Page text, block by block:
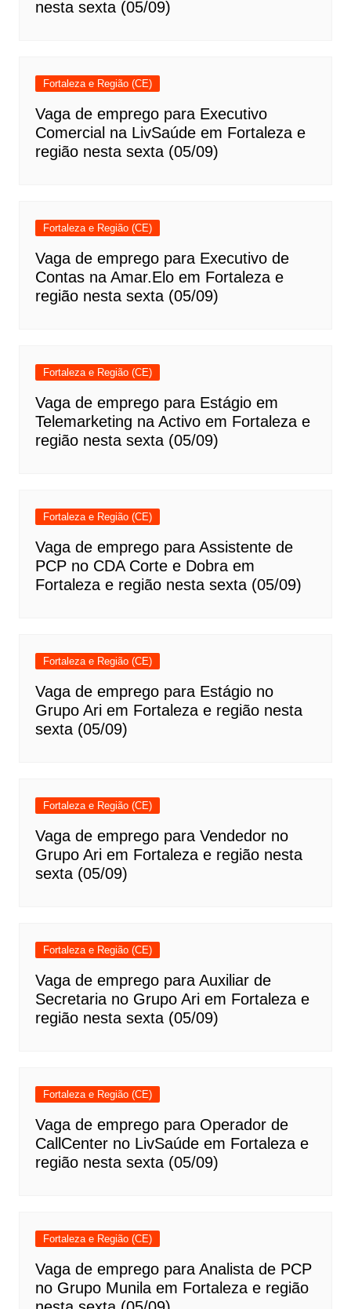
nesta sexta (05/09)
Fortaleza e Região (CE)
Vaga de emprego para Executivo
Comercial na LivSaúde em Fortaleza e
região nesta sexta (05/09)
Fortaleza e Região (CE)
Vaga de emprego para Executivo de
Contas na Amar.Elo em Fortaleza e
região nesta sexta (05/09)
Fortaleza e Região (CE)
Vaga de emprego para Estágio em
Telemarketing na Activo em Fortaleza e
região nesta sexta (05/09)
Fortaleza e Região (CE)
Vaga de emprego para Assistente de
PCP no CDA Corte e Dobra em
Fortaleza e região nesta sexta (05/09)
Fortaleza e Região (CE)
Vaga de emprego para Estágio no
Grupo Ari em Fortaleza e região nesta
sexta (05/09)
Fortaleza e Região (CE)
Vaga de emprego para Vendedor no
Grupo Ari em Fortaleza e região nesta
sexta (05/09)
Fortaleza e Região (CE)
Vaga de emprego para Auxiliar de
Secretaria no Grupo Ari em Fortaleza e
região nesta sexta (05/09)
Fortaleza e Região (CE)
Vaga de emprego para Operador de
CallCenter no LivSaúde em Fortaleza e
região nesta sexta (05/09)
Fortaleza e Região (CE)
Vaga de emprego para Analista de PCP
no Grupo Munila em Fortaleza e região